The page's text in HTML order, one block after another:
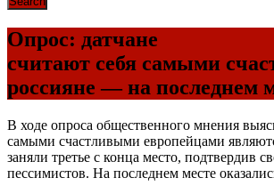
Опрос: датчане
считают себя самыми
россияне — на последнем
В ходе опроса общественного мнения
самыми счастливыми европейцами
заняли третье с конца место, подтвердив
пессимистов. На последнем месте